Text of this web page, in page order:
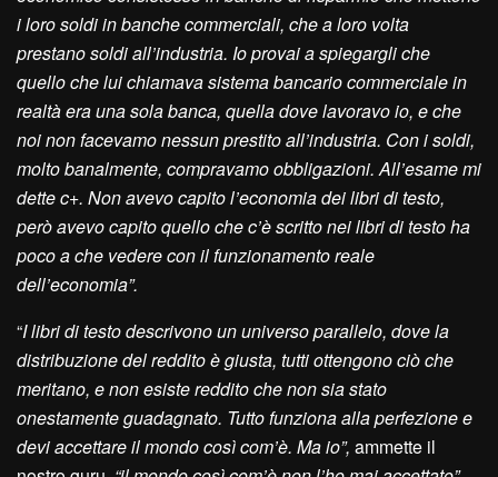
i loro soldi in banche commerciali, che a loro volta
prestano soldi all’industria. Io provai a spiegargli che
quello che lui chiamava sistema bancario commerciale in
realtà era una sola banca, quella dove lavoravo io, e che
noi non facevamo nessun prestito all’industria. Con i soldi,
molto banalmente, compravamo obbligazioni. All’esame mi
dette c+. Non avevo capito l’economia dei libri di testo,
però avevo capito quello che c’è scritto nei libri di testo ha
poco a che vedere con il funzionamento reale
dell’economia”.
“I libri di testo descrivono un universo parallelo, dove la
distribuzione del reddito è giusta, tutti ottengono ciò che
meritano, e non esiste reddito che non sia stato
onestamente guadagnato. Tutto funziona alla perfezione e
devi accettare il mondo così com’è. Ma io”, ammette il